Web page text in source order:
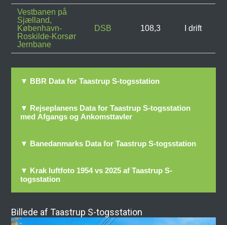
Vestbanen på
Sjælland,
København-
Roskilde-Korsør
Jernbane
DSB 108,3 I drift
▼ BBR Data for Taastrup S-togsstation
▼ Rejseplanens Data for Taastrup S-togsstation
med Afgangs og Ankomsttavler
▼ Banedanmarks Data for Taastrup S-togsstation
▼ Krak luftfoto 1954 vs 2025 af Taastrup S-
togsstation
Billede af Taastrup S-togsstation